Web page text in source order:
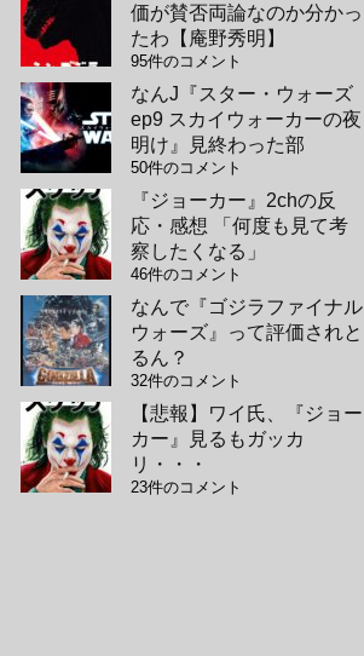
価が賛否両論なのか分かっ
たわ【庵野秀明】
95件のコメント
なんJ『スター・ウォーズ
ep9 スカイウォーカーの夜
明け』見終わった部
50件のコメント
『ジョーカー』2chの反
応・感想 「何度も見て考
察したくなる」
46件のコメント
なんで『ゴジラファイナル
ウォーズ』って評価されと
るん？
32件のコメント
【悲報】ワイ氏、『ジョー
カー』見るもガッカ
リ・・・
23件のコメント